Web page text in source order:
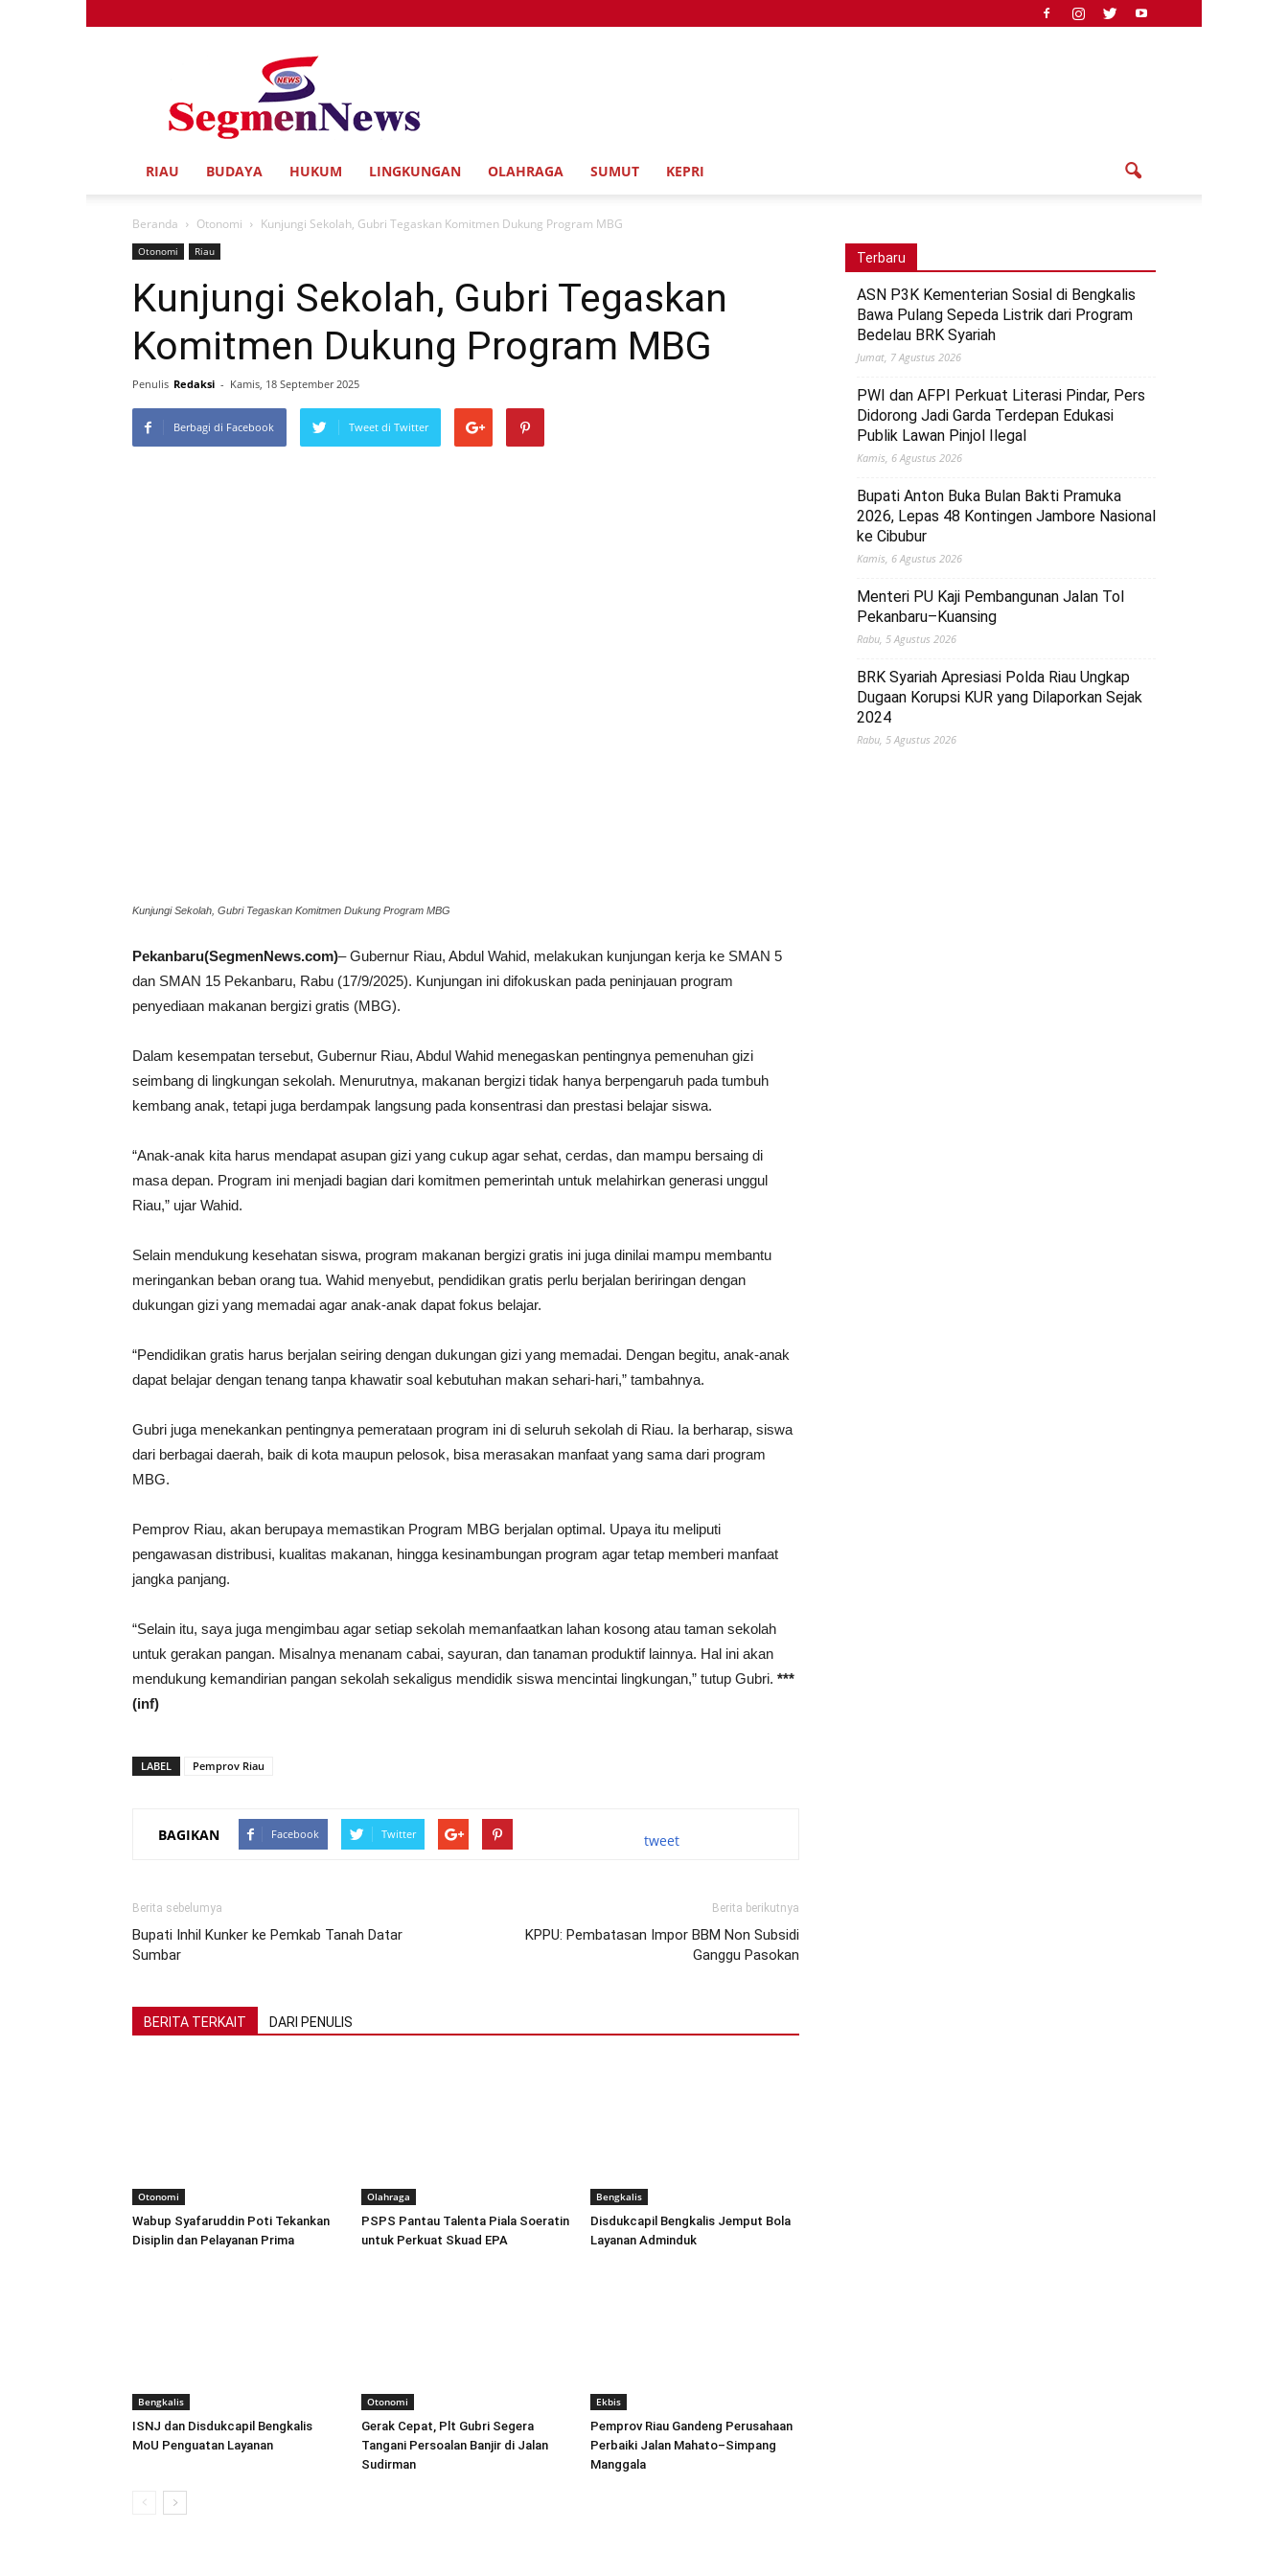
RIAU BUDAYA HUKUM LINGKUNGAN OLAHRAGA SUMUT KEPRI
Beranda Otonomi Kunjungi Sekolah, Gubri Tegaskan Komitmen Dukung Program MBG
Otonomi Riau
Kunjungi Sekolah, Gubri Tegaskan
Komitmen Dukung Program MBG
Penulis Redaksi - Kamis, 18 September 2025
Berbagi di Facebook Tweet di Twitter
Kunjungi Sekolah, Gubri Tegaskan Komitmen Dukung Program MBG
Pekanbaru(SegmenNews.com)– Gubernur Riau, Abdul Wahid, melakukan kunjungan kerja ke SMAN 5
dan SMAN 15 Pekanbaru, Rabu (17/9/2025). Kunjungan ini difokuskan pada peninjauan program
penyediaan makanan bergizi gratis (MBG).
Dalam kesempatan tersebut, Gubernur Riau, Abdul Wahid menegaskan pentingnya pemenuhan gizi
seimbang di lingkungan sekolah. Menurutnya, makanan bergizi tidak hanya berpengaruh pada tumbuh
kembang anak, tetapi juga berdampak langsung pada konsentrasi dan prestasi belajar siswa.
“Anak-anak kita harus mendapat asupan gizi yang cukup agar sehat, cerdas, dan mampu bersaing di
masa depan. Program ini menjadi bagian dari komitmen pemerintah untuk melahirkan generasi unggul
Riau,” ujar Wahid.
Selain mendukung kesehatan siswa, program makanan bergizi gratis ini juga dinilai mampu membantu
meringankan beban orang tua. Wahid menyebut, pendidikan gratis perlu berjalan beriringan dengan
dukungan gizi yang memadai agar anak-anak dapat fokus belajar.
“Pendidikan gratis harus berjalan seiring dengan dukungan gizi yang memadai. Dengan begitu, anak-anak
dapat belajar dengan tenang tanpa khawatir soal kebutuhan makan sehari-hari,” tambahnya.
Gubri juga menekankan pentingnya pemerataan program ini di seluruh sekolah di Riau. Ia berharap, siswa
dari berbagai daerah, baik di kota maupun pelosok, bisa merasakan manfaat yang sama dari program
MBG.
Pemprov Riau, akan berupaya memastikan Program MBG berjalan optimal. Upaya itu meliputi
pengawasan distribusi, kualitas makanan, hingga kesinambungan program agar tetap memberi manfaat
jangka panjang.
“Selain itu, saya juga mengimbau agar setiap sekolah memanfaatkan lahan kosong atau taman sekolah
untuk gerakan pangan. Misalnya menanam cabai, sayuran, dan tanaman produktif lainnya. Hal ini akan
mendukung kemandirian pangan sekolah sekaligus mendidik siswa mencintai lingkungan,” tutup Gubri. ***
(inf)
LABEL Pemprov Riau
BAGIKAN Facebook Twitter tweet
Berita sebelumya
Bupati Inhil Kunker ke Pemkab Tanah Datar
Sumbar
Berita berikutnya
KPPU: Pembatasan Impor BBM Non Subsidi
Ganggu Pasokan
BERITA TERKAIT DARI PENULIS
Otonomi
Wabup Syafaruddin Poti Tekankan
Disiplin dan Pelayanan Prima
Olahraga
PSPS Pantau Talenta Piala Soeratin
untuk Perkuat Skuad EPA
Bengkalis
Disdukcapil Bengkalis Jemput Bola
Layanan Adminduk
Bengkalis
ISNJ dan Disdukcapil Bengkalis
MoU Penguatan Layanan
Otonomi
Gerak Cepat, Plt Gubri Segera
Tangani Persoalan Banjir di Jalan
Sudirman
Ekbis
Pemprov Riau Gandeng Perusahaan
Perbaiki Jalan Mahato–Simpang
Manggala
Terbaru
ASN P3K Kementerian Sosial di Bengkalis
Bawa Pulang Sepeda Listrik dari Program
Bedelau BRK Syariah
Jumat, 7 Agustus 2026
PWI dan AFPI Perkuat Literasi Pindar, Pers
Didorong Jadi Garda Terdepan Edukasi
Publik Lawan Pinjol Ilegal
Kamis, 6 Agustus 2026
Bupati Anton Buka Bulan Bakti Pramuka
2026, Lepas 48 Kontingen Jambore Nasional
ke Cibubur
Kamis, 6 Agustus 2026
Menteri PU Kaji Pembangunan Jalan Tol
Pekanbaru–Kuansing
Rabu, 5 Agustus 2026
BRK Syariah Apresiasi Polda Riau Ungkap
Dugaan Korupsi KUR yang Dilaporkan Sejak
2024
Rabu, 5 Agustus 2026